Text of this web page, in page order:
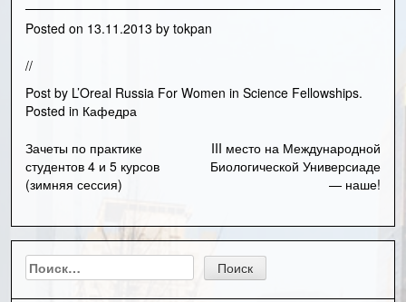
Posted on 13.11.2013 by tokpan
//
Post by L’Oreal Russia For Women in Science Fellowships.
Posted in Кафедра
Навигация
по
записям
Зачеты по практике
студентов 4 и 5 курсов
(зимняя сессия)
III место на Международной
Биологической Универсиаде
— наше!
Найти: